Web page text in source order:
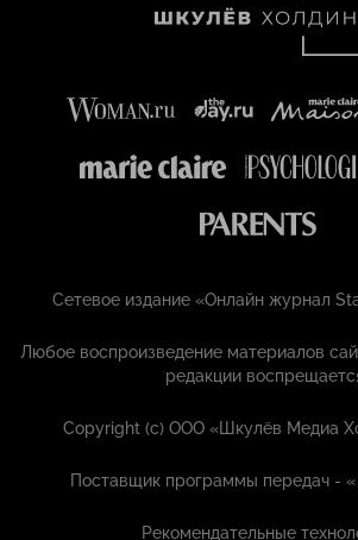
Сетевое издание «Онлайн журнал
Любое воспроизведение материалов
редакции
Copyright (с) ООО «Шкулёв Медиа
Поставщик программы передач - «
Рекомендательные